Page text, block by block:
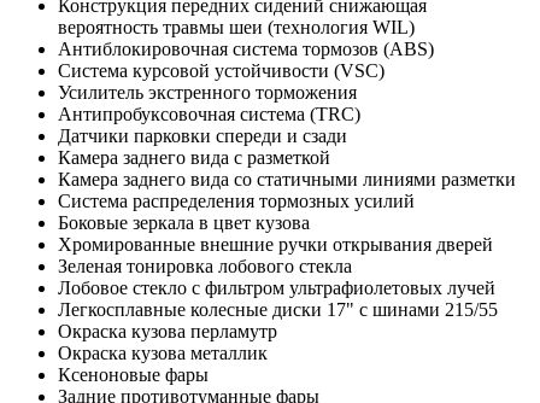
Конструкция передних сидений снижающая
вероятность травмы шеи (технология WIL)
Антиблокировочная система тормозов (ABS)
Система курсовой устойчивости (VSC)
Усилитель экстренного торможения
Антипробуксовочная система (TRC)
Датчики парковки спереди и сзади
Камера заднего вида c разметкой
Камера заднего вида со статичными линиями разметки
Система распределения тормозных усилий
Боковые зеркала в цвет кузова
Хромированные внешние ручки открывания дверей
Зеленая тонировка лобового стекла
Лобовое стекло с фильтром ультрафиолетовых лучей
Легкосплавные колесные диски 17" c шинами 215/55
Окраска кузова перламутр
Окраска кузова металлик
Ксеноновые фары
Задние противотуманные фары